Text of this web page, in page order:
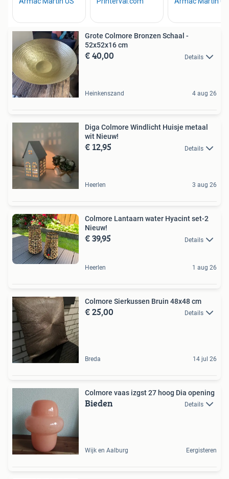
Grote Colmore Bronzen Schaal -
52x52x16 cm
€ 40,00 Details
Heinkenszand 4 aug 26
Diga Colmore Windlicht Huisje metaal
wit Nieuw!
€ 12,95 Details
Heerlen 3 aug 26
Colmore Lantaarn water Hyacint set-2
Nieuw!
€ 39,95 Details
Heerlen 1 aug 26
Colmore Sierkussen Bruin 48x48 cm
€ 25,00 Details
Breda 14 jul 26
Colmore vaas izgst 27 hoog Dia opening
Bieden Details
Wijk en Aalburg Eergisteren